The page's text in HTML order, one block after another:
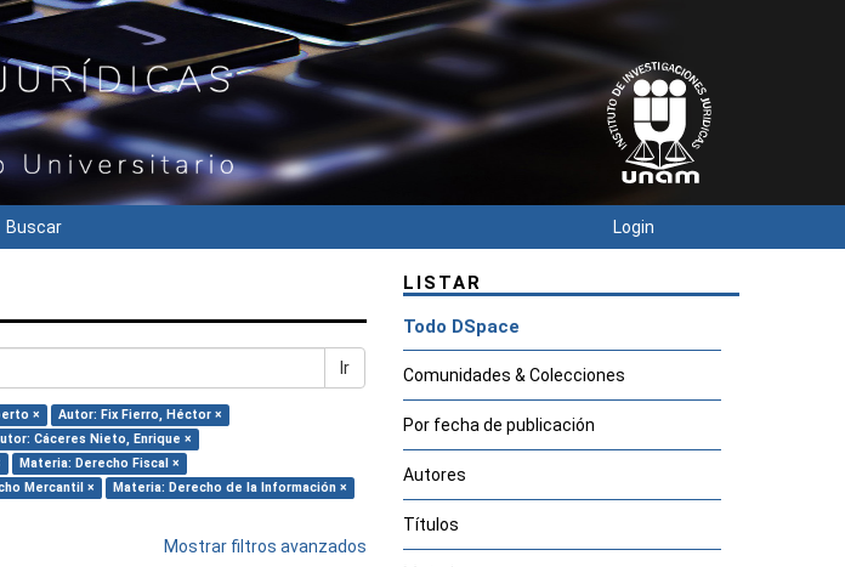
Buscar Login
Ir
×
Autor: Fix Fierro, Héctor ×
Cáceres Nieto, Enrique ×
Materia: Derecho Fiscal ×
Mercantil ×
Materia: Derecho de la Información ×
Mostrar filtros avanzados
LISTAR
Todo DSpace
Comunidades & Colecciones
Por fecha de publicación
Autores
Títulos